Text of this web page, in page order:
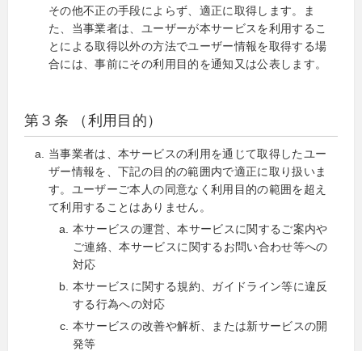
その他不正の手段によらず、適正に取得します。ま
た、当事業者は、ユーザーが本サービスを利用するこ
とによる取得以外の方法でユーザー情報を取得する場
合には、事前にその利用目的を通知又は公表します。
第３条 （利用目的）
当事業者は、本サービスの利用を通じて取得したユー
ザー情報を、下記の目的の範囲内で適正に取り扱いま
す。ユーザーご本人の同意なく利用目的の範囲を超え
て利用することはありません。
本サービスの運営、本サービスに関するご案内や
ご連絡、本サービスに関するお問い合わせ等への
対応
本サービスに関する規約、ガイドライン等に違反
する行為への対応
本サービスの改善や解析、または新サービスの開
発等